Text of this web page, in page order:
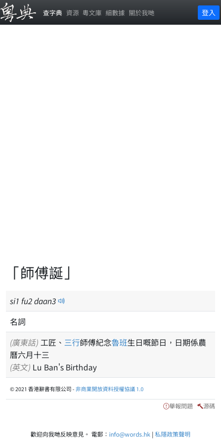
查字典 資源 粵文庫 細數據 關於我哋 登入
「師傅誕」
si1 fu2daan3
名詞
(廣東話) 工匠、 三行師傅紀念魯班生日嘅節日，日期係農
曆六月十三
(英文) Lu Ban's Birthday
© 2021 香港辭書有限公司 -非商業開放資料授權協議 1.0
舉報問題 源碼
歡迎向我哋反映意見。 電郵： info@words.hk | 私隱政策聲明